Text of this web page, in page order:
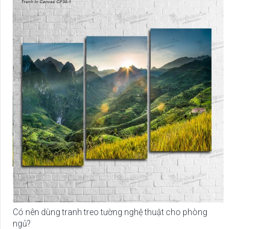
Có nên dùng tranh treo tường nghệ thuật cho phòng
ngủ?